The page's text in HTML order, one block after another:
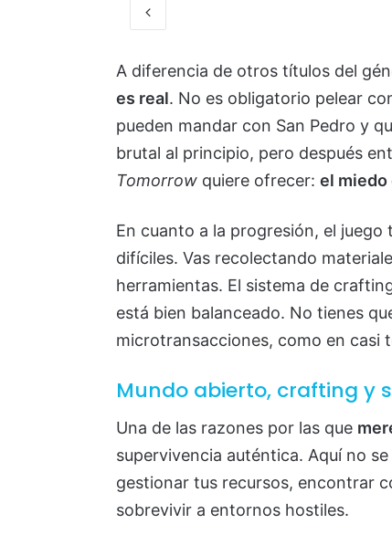
A diferencia de otros títulos del
es real. No es obligatorio pelear
pueden mandar con San Pedro y
brutal al principio, pero después
Tomorrow quiere ofrecer: el
En cuanto a la progresión, el
difíciles. Vas recolectando
herramientas. El sistema de
está bien balanceado. No tienes
microtransacciones, como en casi
Mundo abierto, crafting y
Una de las razones por las que
supervivencia auténtica. Aquí no
gestionar tus recursos, encontrar
sobrevivir a entornos hostiles.